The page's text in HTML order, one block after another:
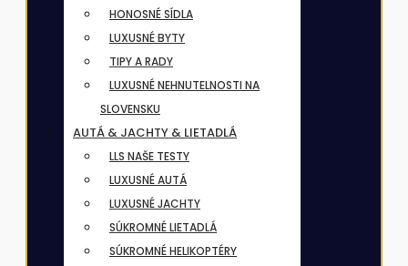
HONOSNÉ SÍDLA
LUXUSNÉ BYTY
TIPY A RADY
LUXUSNÉ NEHNUTELNOSTI NA
SLOVENSKU
AUTÁ & JACHTY & LIETADLÁ
LLS NAŠE TESTY
LUXUSNÉ AUTÁ
LUXUSNÉ JACHTY
SÚKROMNÉ LIETADLÁ
SÚKROMNÉ HELIKOPTÉRY